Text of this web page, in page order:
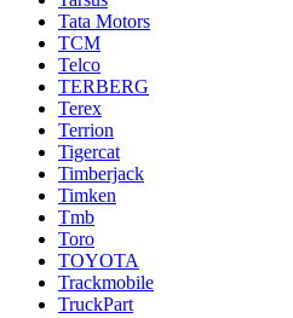
Tata Motors
TCM
Telco
TERBERG
Terex
Terrion
Tigercat
Timberjack
Timken
Tmb
Toro
TOYOTA
Trackmobile
TruckPart